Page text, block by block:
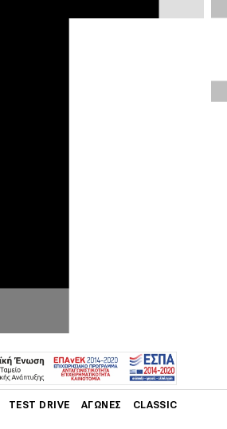
TEST DRIVE ΑΓΏΝΕΣ CLASSIC
Citroën δεν διέθετε